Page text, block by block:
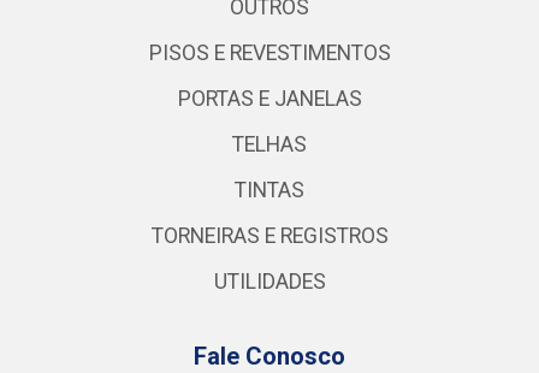
OUTROS
PISOS E REVESTIMENTOS
PORTAS E JANELAS
TELHAS
TINTAS
TORNEIRAS E REGISTROS
UTILIDADES
Fale Conosco